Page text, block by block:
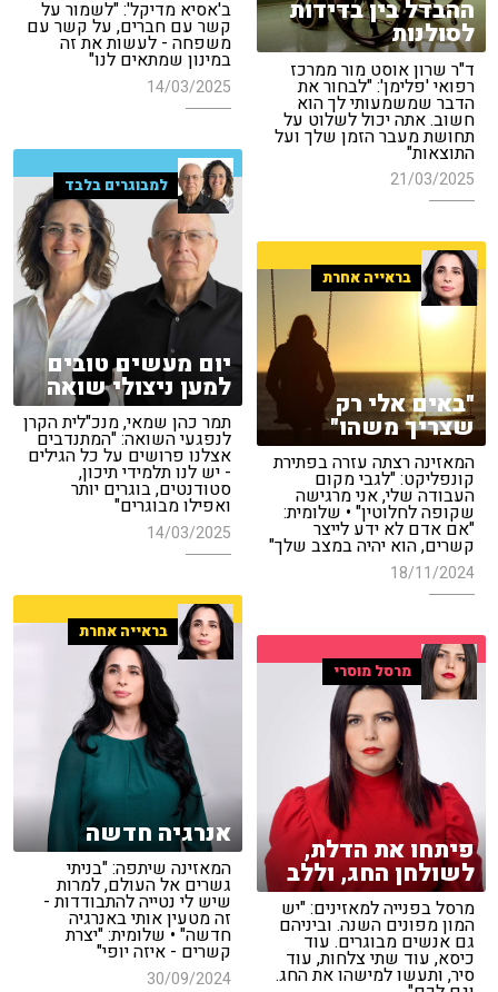
ההבדל בין בדידות
לסולנות
ד"ר שרון אוסט מור ממרכז
רפואי 'פלימן': "לבחור את
הדבר שמשמעותי לך הוא
חשוב. אתה יכול לשלוט על
תחושת מעבר הזמן שלך ועל
התוצאות"
21/03/2025
ב'אסיא מדיקל': "לשמור על
קשר עם חברים, על קשר עם
משפחה - לעשות את זה
במינון שמתאים לנו"
14/03/2025
למבוגרים בלבד
יום מעשים טובים
למען ניצולי שואה
תמר כהן שמאי, מנכ"לית הקרן
לנפגעי השואה: "המתנדבים
אצלנו פרושים על כל הגילים
- יש לנו תלמידי תיכון,
סטודנטים, בוגרים יותר
ואפילו מבוגרים"
14/03/2025
בראייה אחרת
"באים אלי רק
שצריך משהו"
המאזינה רצתה עזרה בפתירת
קונפליקט: "לגבי מקום
העבודה שלי, אני מרגישה
שקופה לחלוטין" • שלומית:
"אם אדם לא ידע לייצר
קשרים, הוא יהיה במצב שלך"
18/11/2024
בראייה אחרת
אנרגיה חדשה
המאזינה שיתפה: "בניתי
גשרים אל העולם, למרות
שיש לי נטייה להתבודדות -
זה מטעין אותי באנרגיה
חדשה" • שלומית: "יצרת
קשרים - איזה יופי"
30/09/2024
מרסל מוסרי
פיתחו את הדלת,
לשולחן החג, וללב
מרסל בפנייה למאזינים: "יש
המון מפונים השנה. וביניהם
גם אנשים מבוגרים. עוד
כיסא, עוד שתי צלחות, עוד
סיר, ותעשו למישהו את החג.